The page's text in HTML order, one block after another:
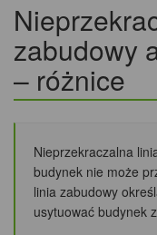
zabudowy
– różnice
Nieprzekraczalna
budynek nie może
linia zabudowy
usytuować budynek